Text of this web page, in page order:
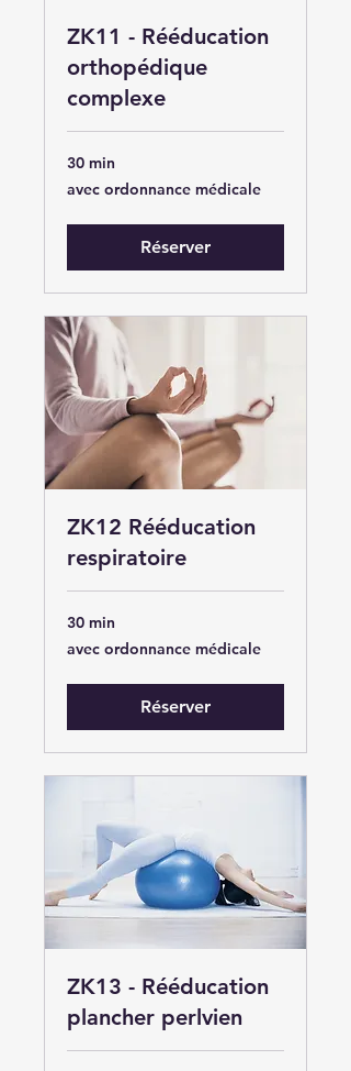
ZK11 - Rééducation
orthopédique
complexe
30 min
ordonnance
avec ordonnance médicale
Réserver
ZK12 Rééducation
respiratoire
30 min
ordonnance
avec ordonnance médicale
Réserver
ZK13 - Rééducation
plancher perlvien